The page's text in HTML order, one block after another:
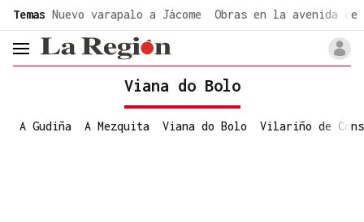
Temas Nuevo varapalo a Jácome Obras en la avenida de
header.menu.open
Viana do Bolo
A Gudiña A Mezquita Viana do Bolo Vilariño de